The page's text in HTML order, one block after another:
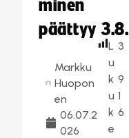
minen
päättyy 3.8.
Markku
Huopon
en
06.07.2
026
L
u
k
u
k
e
3
9
1
6